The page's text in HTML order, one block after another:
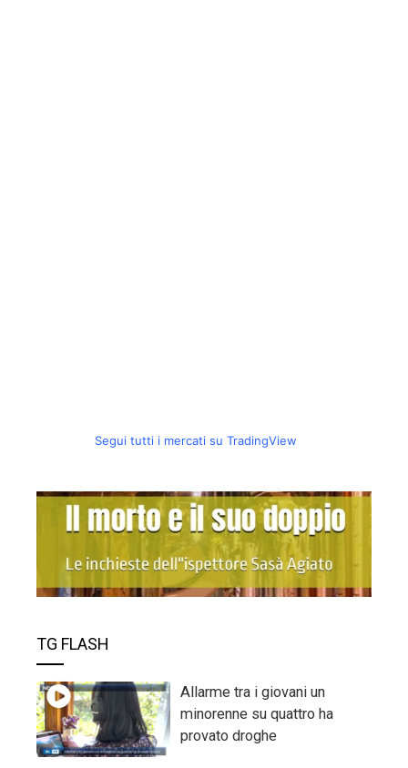
Segui tutti i mercati su TradingView
TG FLASH
Allarme tra i giovani un
minorenne su quattro ha
provato droghe